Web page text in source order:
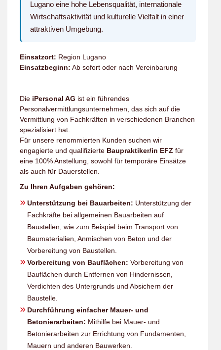
Lugano eine hohe Lebensqualität, internationale
Wirtschaftsaktivität und kulturelle Vielfalt in einer
attraktiven Umgebung.
Einsatzort: Region Lugano
Einsatzbeginn: Ab sofort oder nach Vereinbarung
Die iPersonal AG ist ein führendes
Personalvermittlungsunternehmen, das sich auf die
Vermittlung von Fachkräften in verschiedenen Branchen
spezialisiert hat.
Für unsere renommierten Kunden suchen wir
engagierte und qualifizierte Baupraktiker/in EFZ für
eine 100% Anstellung, sowohl für temporäre Einsätze
als auch für Dauerstellen.
Zu Ihren Aufgaben gehören:
Unterstützung bei Bauarbeiten: Unterstützung der
Fachkräfte bei allgemeinen Bauarbeiten auf
Baustellen, wie zum Beispiel beim Transport von
Baumaterialien, Anmischen von Beton und der
Vorbereitung von Baustellen.
Vorbereitung von Bauflächen: Vorbereitung von
Bauflächen durch Entfernen von Hindernissen,
Verdichten des Untergrunds und Absichern der
Baustelle.
Durchführung einfacher Mauer- und
Betonierarbeiten: Mithilfe bei Mauer- und
Betonierarbeiten zur Errichtung von Fundamenten,
Mauern und anderen Bauwerken.